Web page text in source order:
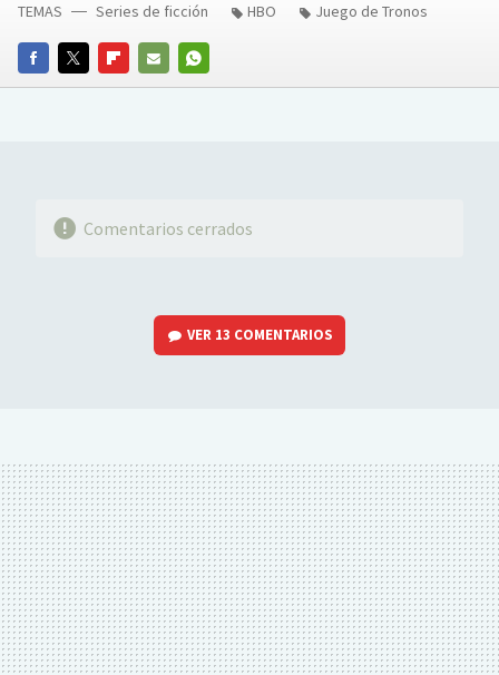
FACEBOOKTWITTERFLIPBOARD
E-
WHATSAPP
TEMAS Series de ficción HBO Juego de Tronos
Comentarios cerrados
VER 13 COMENTARIOS